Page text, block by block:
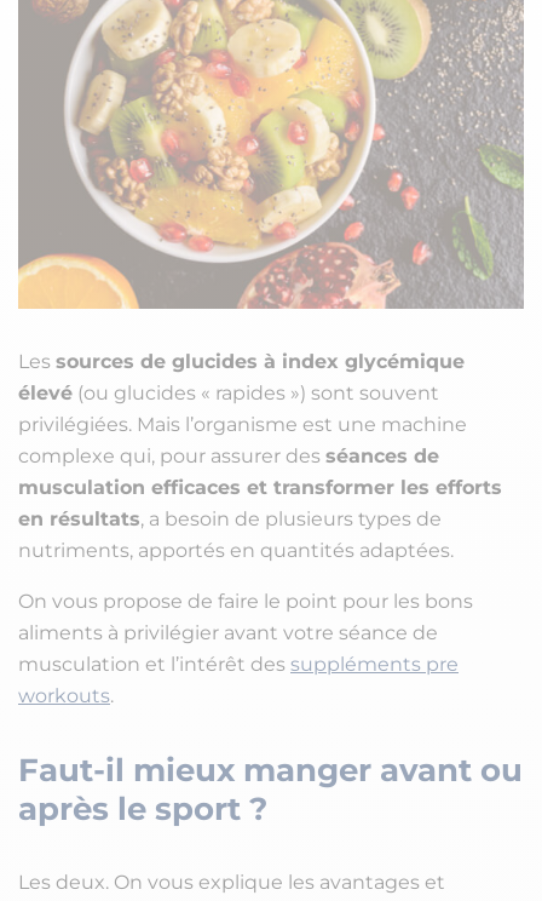
Les sources de glucides à index glycémique
élevé (ou glucides « rapides ») sont souvent
privilégiées. Mais l’organisme est une machine
complexe qui, pour assurer des séances de
musculation efficaces et transformer les efforts
en résultats, a besoin de plusieurs types de
nutriments, apportés en quantités adaptées.
On vous propose de faire le point pour les bons
aliments à privilégier avant votre séance de
musculation et l’intérêt des suppléments pre
workouts.
Faut-il mieux manger avant ou
après le sport ?
Les deux. On vous explique les avantages et